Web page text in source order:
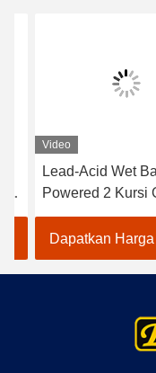
Video
Lead-Acid Wet
Powered 2 Kursi Golf
Carts / Electric
Dapatkan Harga